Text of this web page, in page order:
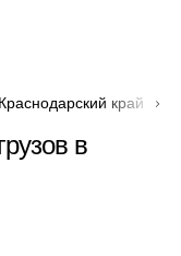
Краснодарский край
в